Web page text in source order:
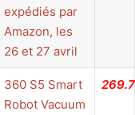
expédiés par
Amazon, les
26 et 27 avril
360 S5 Smart
Robot Vacuum